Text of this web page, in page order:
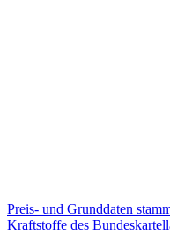
Preis- und Grunddaten
Kraftstoffe des